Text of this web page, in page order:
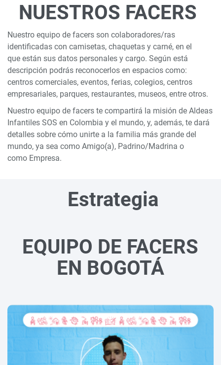
NUESTROS FACERS
Nuestro equipo de facers son colaboradores/ras
identificadas con camisetas, chaquetas y carné, en el
que están sus datos personales y cargo. Según está
descripción podrás reconocerlos en espacios como:
centros comerciales, eventos, ferias, colegios, centros
empresariales, parques, restaurantes, museos, entre otros.
Nuestro equipo de facers te compartirá la misión de Aldeas
Infantiles SOS en Colombia y el mundo, y, además, te dará
detalles sobre cómo unirte a la familia más grande del
mundo, ya sea como Amigo(a), Padrino/Madrina o
como Empresa.
Estrategia
EQUIPO DE FACERS
EN BOGOTÁ